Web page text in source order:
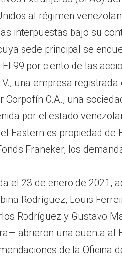
al régimen
interpuestas bajo su
sede principal se
99 por ciento de las
una empresa registrada
Corpofín C.A., una
por el estado
Eastern es propiedad de
Franeker, los
el 23 de enero de 2021,
Rodríguez, Louis
Rodríguez y Gustavo
abrieron una cuenta al
de la Oficina